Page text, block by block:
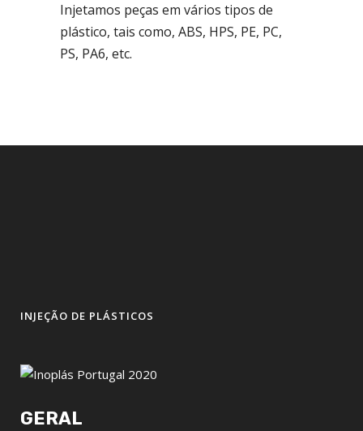
Injetamos peças em vários tipos de
plástico, tais como, ABS, HPS, PE, PC,
PS, PA6, etc.
INJEÇÃO DE PLÁSTICOS
GERAL